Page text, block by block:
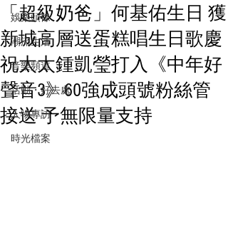
娛樂頭條
潮流生活
音樂頻道
活動・好去處
人物專訪
時光檔案
「超級奶爸」何基佑生日 獲
新城高層送蛋糕唱生日歌慶
祝太太鍾凱瑩打入《中年好
聲音3》60強成頭號粉絲管
接送 予無限量支持